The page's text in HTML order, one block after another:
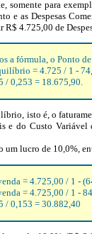
para
e as Despesas
R$ 4.725,00 de
a fórmula, o Ponto
= 4.725 / 1 -
/ 0,253 = 18.675,90.
isto é, o
e do Custo
lucro de 10,0%,
= 4.725,00 / 1 -
= 4.725,00 / 1 -
/ 0,153 = 30.882,40